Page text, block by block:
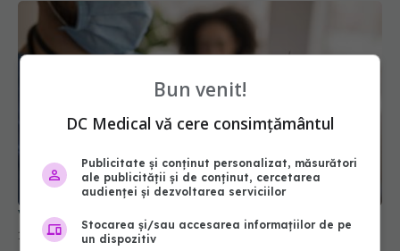
Vaccinul anti-mpox, aprobat de OMS
14 oct 2024, 12:15
Bun venit!
DC Medical vă cere consimțământul
Publicitate și conținut personalizat, măsurători
ale publicității și de conținut, cercetarea
audienței și dezvoltarea serviciilor
Stocarea și/sau accesarea informațiilor de pe
un dispozitiv